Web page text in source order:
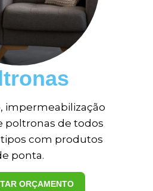
impermeabilização
poltronas de todos
com produtos
ponta.
ORÇAMENTO